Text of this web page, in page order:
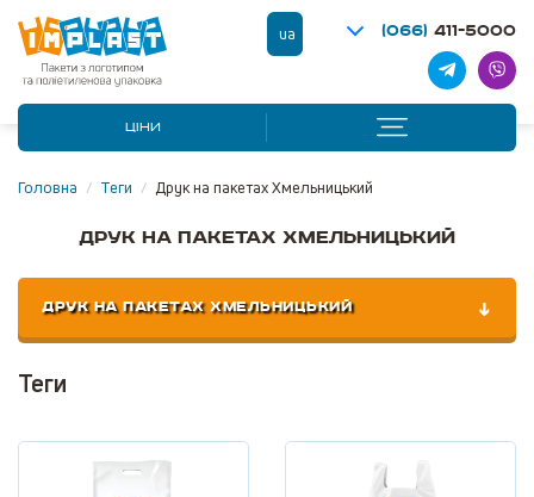
ua (066) 411-5000
ЦІНИ
Головна / Теги / Друк на пакетах Хмельницький
Друк на пакетах Хмельницький
ДРУК НА ПАКЕТАХ ХМЕЛЬНИЦЬКИЙ
Теги